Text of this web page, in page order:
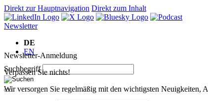
Direkt zur Hauptnavigation Direkt zum Inhalt
Newsletter
DE
EN
Suchbegriff
Newsletter-Anmeldung
Verpassen Sie nichts!
Wir versorgen Sie regelmäßig mit den wichtigsten